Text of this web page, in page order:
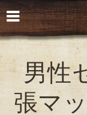
男性
張マ